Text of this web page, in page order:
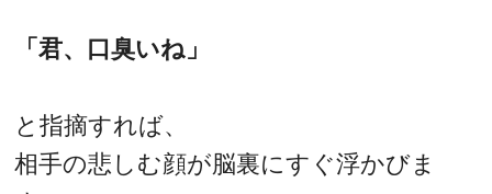
「君、口臭いね」
と指摘すれば、
相手の悲しむ顔が脳裏にすぐ浮かびま